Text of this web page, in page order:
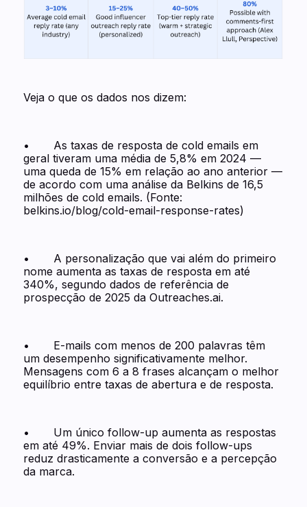
Veja o que os dados nos dizem:
• As taxas de resposta de cold emails em
geral tiveram uma média de 5,8% em 2024 —
uma queda de 15% em relação ao ano anterior —
de acordo com uma análise da Belkins de 16,5
milhões de cold emails. (Fonte:
belkins.io/blog/cold-email-response-rates)
• A personalização que vai além do primeiro
nome aumenta as taxas de resposta em até
340%, segundo dados de referência de
prospecção de 2025 da Outreaches.ai.
• E-mails com menos de 200 palavras têm
um desempenho significativamente melhor.
Mensagens com 6 a 8 frases alcançam o melhor
equilíbrio entre taxas de abertura e de resposta.
• Um único follow-up aumenta as respostas
em até 49%. Enviar mais de dois follow-ups
reduz drasticamente a conversão e a percepção
da marca.